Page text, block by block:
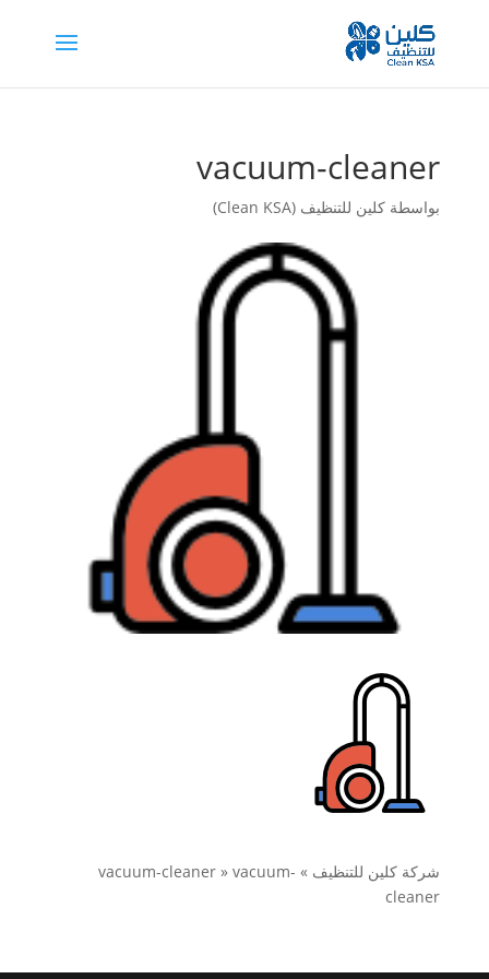
vacuum-cleaner
بواسطة كلين للتنظيف (Clean KSA)
شركة كلين للتنظيف »
vacuum-cleaner »vacuum-
cleaner